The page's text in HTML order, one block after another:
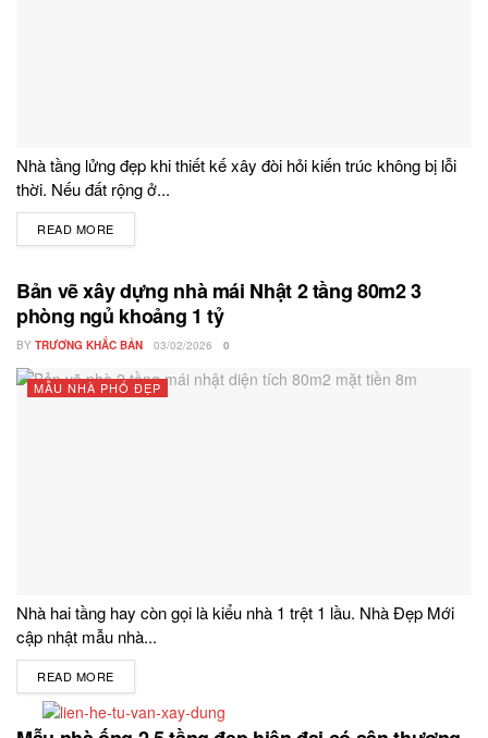
Nhà tầng lửng đẹp khi thiết kế xây đòi hỏi kiến trúc không bị lỗi
thời. Nếu đất rộng ở...
READ MORE
Bản vẽ xây dựng nhà mái Nhật 2 tầng 80m2 3
phòng ngủ khoảng 1 tỷ
BY TRƯƠNG KHẮC BẢN 03/02/2026 0
MẪU NHÀ PHỐ ĐẸP
Nhà hai tầng hay còn gọi là kiểu nhà 1 trệt 1 lầu. Nhà Đẹp Mới
cập nhật mẫu nhà...
READ MORE